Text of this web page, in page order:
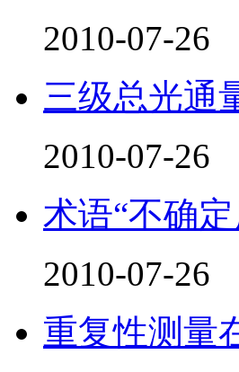
2010-07-26
三级总光通
2010-07-26
术语“不确
2010-07-26
重复性测量